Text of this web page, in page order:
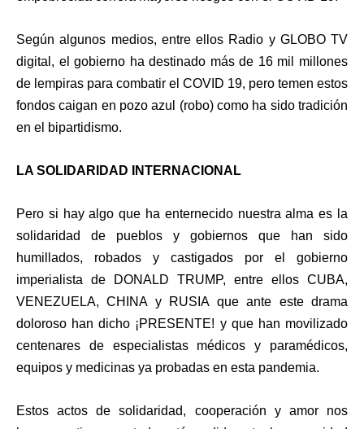
Según algunos medios, entre ellos Radio y GLOBO TV
digital, el gobierno ha destinado más de 16 mil millones
de lempiras para combatir el COVID 19, pero temen estos
fondos caigan en pozo azul (robo) como ha sido tradición
en el bipartidismo.
LA SOLIDARIDAD INTERNACIONAL
Pero si hay algo que ha enternecido nuestra alma es la
solidaridad de pueblos y gobiernos que han sido
humillados, robados y castigados por el gobierno
imperialista de DONALD TRUMP, entre ellos CUBA,
VENEZUELA, CHINA y RUSIA que ante este drama
doloroso han dicho ¡PRESENTE! y que han movilizado
centenares de especialistas médicos y paramédicos,
equipos y medicinas ya probadas en esta pandemia.
Estos actos de solidaridad, cooperación y amor nos